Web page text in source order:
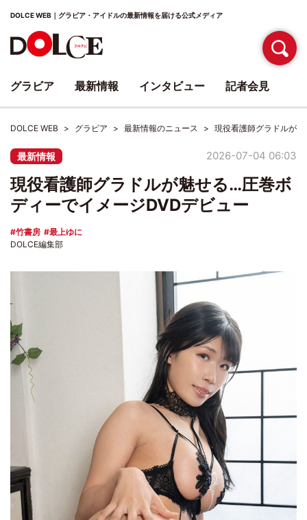
DOLCE WEB｜グラビア・アイドルの最新情報を届ける公式メディア
DOLCE WEB グラビア 最新情報のニュース 現役看護師グラドルが
最新情報 2026-07-04 06:03
現役看護師グラドルが魅せる…圧巻ボ
ディーでイメージDVDデビュー
竹書房
最上ゆに
DOLCE編集部
グラビア 最新情報 インタビュー 記者会見